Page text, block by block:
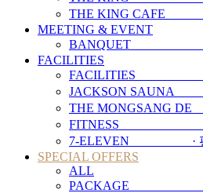
THE KING CAFE
MEETING & EVENT
BANQUET ·
FACILITIES
FACILITIES ·
JACKSON SAUNA
THE MONGSANG
FITNESS · 피
7-ELEVEN · 편
SPECIAL OFFERS
ALL
PACKAGE ·